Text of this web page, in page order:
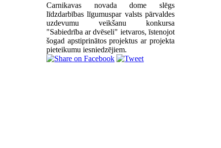
Carnikavas novada dome slēgs
līdzdarbības līgumuspar valsts pārvaldes
uzdevumu veikšanu konkursa
"Sabiedrība ar dvēseli" ietvaros, īstenojot
šogad apstiprinātos projektus ar projekta
pieteikumu iesniedzējiem.